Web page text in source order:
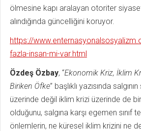
ölmesine kapı aralayan otoriter
alındığında güncelliğini koruyor.
https://
fazla-insan-mi-var.html
Özdeş Özbay, “Ekonomik Kriz, İklim
Biriken Öfke” başlıklı yazısında
üzerinde değil iklim krizi üzerinde de
olduğunu, salgına karşı egemen sınıf
önlemlerin, ne küresel iklim krizini ne